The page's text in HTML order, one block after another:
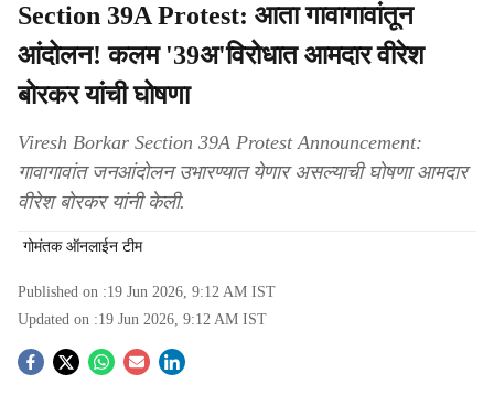
Section 39A Protest: आता गावागावांतून
आंदोलन! कलम '39अ'विरोधात आमदार वीरेश
बोरकर यांची घोषणा
Viresh Borkar Section 39A Protest Announcement:
गावागावांत जनआंदोलन उभारण्यात येणार असल्याची घोषणा आमदार
वीरेश बोरकर यांनी केली.
गोमंतक ऑनलाईन टीम
Published on :19 Jun 2026, 9:12 AM IST
Updated on :19 Jun 2026, 9:12 AM IST
S